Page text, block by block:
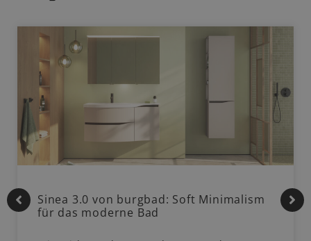
Sinea 3.0 von burgbad: Soft Minimalism
für das moderne Bad